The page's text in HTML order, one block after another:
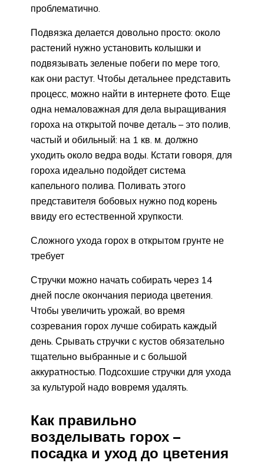
проблематично.
Подвязка делается довольно просто: около
растений нужно установить колышки и
подвязывать зеленые побеги по мере того,
как они растут. Чтобы детальнее представить
процесс, можно найти в интернете фото. Еще
одна немаловажная для дела выращивания
гороха на открытой почве деталь – это полив,
частый и обильный: на 1 кв. м. должно
уходить около ведра воды. Кстати говоря, для
гороха идеально подойдет система
капельного полива. Поливать этого
представителя бобовых нужно под корень
ввиду его естественной хрупкости.
Сложного ухода горох в открытом грунте не
требует
Стручки можно начать собирать через 14
дней после окончания периода цветения.
Чтобы увеличить урожай, во время
созревания горох лучше собирать каждый
день. Срывать стручки с кустов обязательно
тщательно выбранные и с большой
аккуратностью. Подсохшие стручки для ухода
за культурой надо вовремя удалять.
Как правильно
возделывать горох –
посадка и уход до цветения